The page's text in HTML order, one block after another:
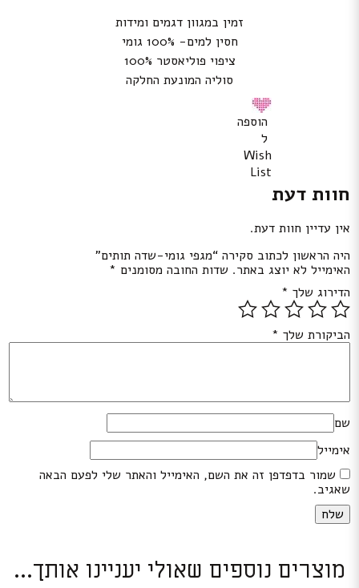
זמין במגוון דגמים ומידות
חסין למים- 100% גומי
ציפוי פוליאסטר 100%
סוליה המונעת החלקה
הוספה
ל
Wish
List
חוות דעת
אין עדיין חוות דעת.
היה הראשון לכתוב סקירה “מגפי גומי-שדה תותים”
האימייל לא יוצג באתר. שדות החובה מסומנים *
הדירוג שלך *
הביקורת שלך *
שם
אימייל
שמור בדפדפן זה את השם, האימייל והאתר שלי לפעם הבאה
שאגיב.
מוצרים נוספים שאולי יעניינו אותך...